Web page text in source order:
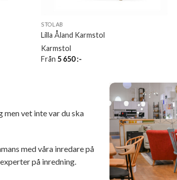
STOLAB
Lilla Åland Karmstol
Karmstol
Från 5 650:-
vet inte var du ska
med våra inredare på
på inredning.